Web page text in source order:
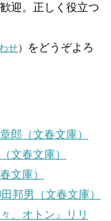
迎。正しく役立つ
せ）
をどうぞよろ
郎（文春文庫）
文春文庫）
文庫）
邦男（文春文庫）
、オトン』リリ